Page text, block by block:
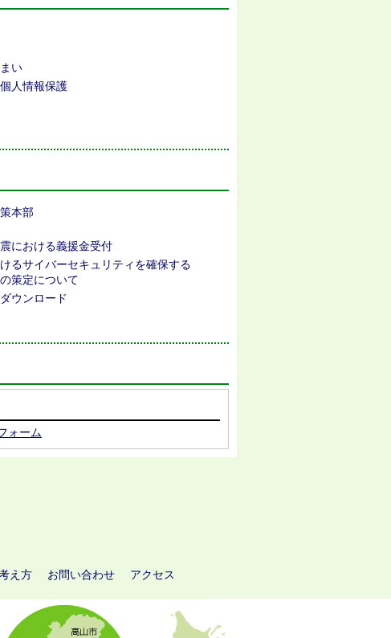
い
人情報保護
本部
における義援金受付
るサイバーセキュリティを確保する
策定について
ウンロード
ォーム
え方 お問い合わせ アクセス